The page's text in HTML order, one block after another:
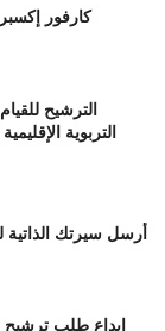
كارفور
الترشيح
التربوية
أرسل سيرتك الذاتية
إيداع طلب ترشيح